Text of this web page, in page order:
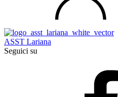
ASST Lariana
Seguici su